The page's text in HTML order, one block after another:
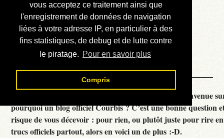
vous acceptez ce traitement ainsi que
l'enregistrement de données de navigation
liées à votre adresse IP, en particulier à des
fins statistiques, de debug et de lutte contre
le piratage. Pour en savoir plus
Compris
Annonces
Liens externes
Téléchargement
Contact
Courbis, « LE » Blog Officiel - je vous souhaite la bienvenue
pourquoi un blog officiel Courbis ? C’est une bonne question
risque de vous décevoir : pour rien, ou plutôt juste pour rire
trucs officiels partout, alors en voici un de plus :-D.